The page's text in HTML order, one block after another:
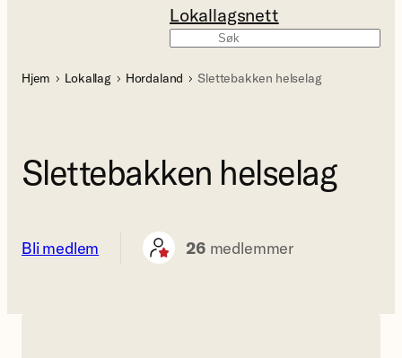
Lokallagsnett
Hjem Lokallag Hordaland Slettebakken helselag
Slettebakken helselag
Bli medlem 26 medlemmer